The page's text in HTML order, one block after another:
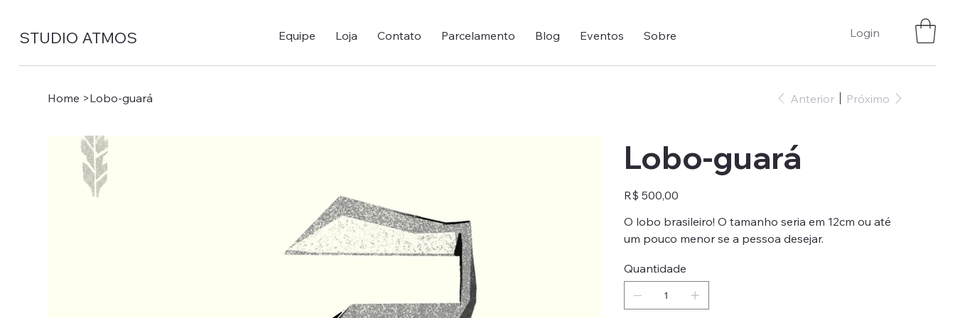
Equipe Loja Contato Parcelamento Blog Eventos Sobre
STUDIO ATMOS Login
Home >Lobo-guará Anterior Próximo
Lobo-guará
Preço
R$ 500,00
O lobo brasileiro! O tamanho seria em 12cm ou até
um pouco menor se a pessoa desejar.
Quantidade